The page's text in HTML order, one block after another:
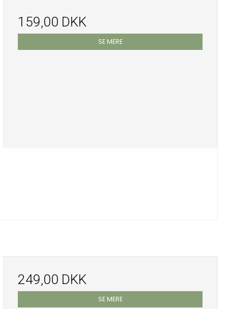
159,00 DKK
SE MERE
249,00 DKK
SE MERE